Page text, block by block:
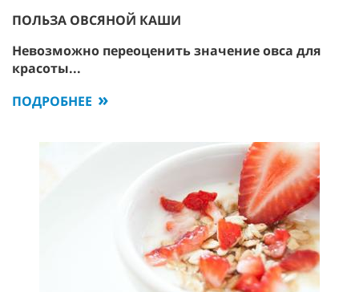
ПОЛЬЗА ОВСЯНОЙ КАШИ
Невозможно переоценить значение овса для
красоты...
ПОДРОБНЕЕ